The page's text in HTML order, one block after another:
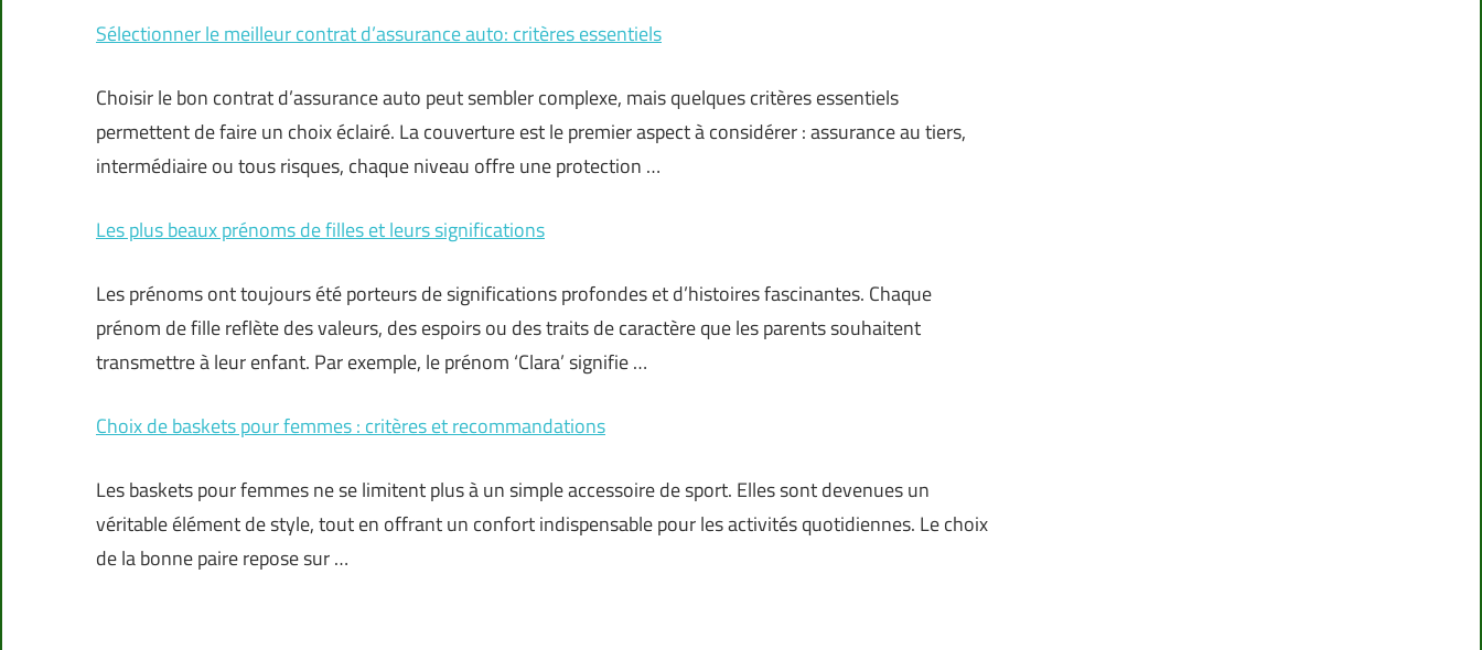
Sélectionner le meilleur contrat d’assurance auto: critères essentiels
Choisir le bon contrat d’assurance auto peut sembler complexe, mais quelques critères essentiels
permettent de faire un choix éclairé. La couverture est le premier aspect à considérer : assurance au tiers,
intermédiaire ou tous risques, chaque niveau offre une protection …
Les plus beaux prénoms de filles et leurs significations
Les prénoms ont toujours été porteurs de significations profondes et d’histoires fascinantes. Chaque
prénom de fille reflète des valeurs, des espoirs ou des traits de caractère que les parents souhaitent
transmettre à leur enfant. Par exemple, le prénom ‘Clara’ signifie …
Choix de baskets pour femmes : critères et recommandations
Les baskets pour femmes ne se limitent plus à un simple accessoire de sport. Elles sont devenues un
véritable élément de style, tout en offrant un confort indispensable pour les activités quotidiennes. Le choix
de la bonne paire repose sur …